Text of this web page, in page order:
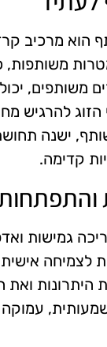
הוא מרכיב
משותפות,
משותפים,
להרגיש
ישנה
קדימה.
גמישות
לצמיחה
היתרונות ואת